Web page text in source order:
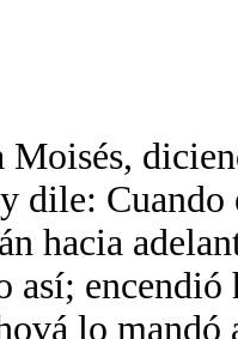
Moisés,
dile: Cuando
hacia
encendió
lo